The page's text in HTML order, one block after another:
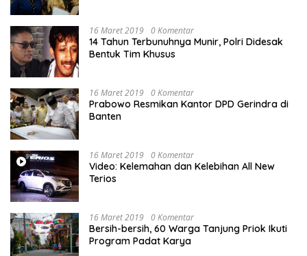
16 Maret 2019 0 Komentar
14 Tahun Terbunuhnya Munir, Polri Didesak
Bentuk Tim Khusus
16 Maret 2019 0 Komentar
Prabowo Resmikan Kantor DPD Gerindra di
Banten
16 Maret 2019 0 Komentar
Video: Kelemahan dan Kelebihan All New
Terios
16 Maret 2019 0 Komentar
Bersih-bersih, 60 Warga Tanjung Priok Ikuti
Program Padat Karya